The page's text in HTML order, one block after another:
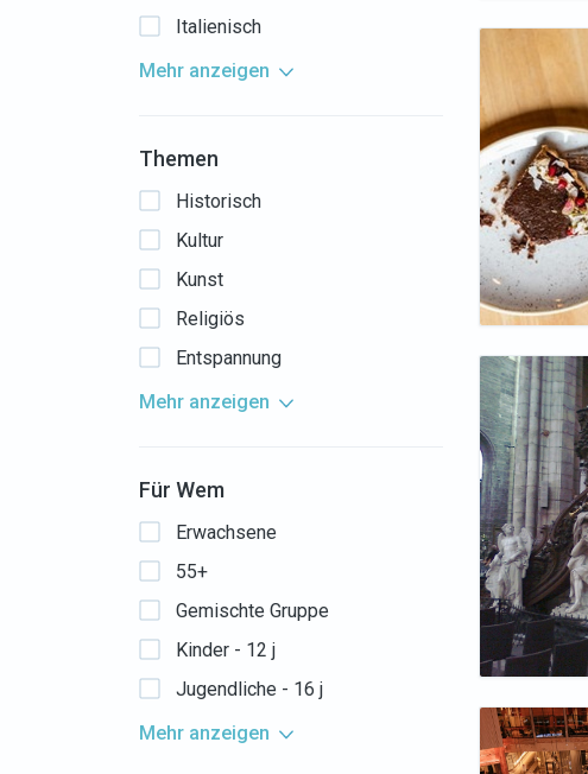
Italienisch
Mehr anzeigen
Themen
Historisch
Kultur
Kunst
Religiös
Entspannung
Mehr anzeigen
Für Wem
Erwachsene
55+
Gemischte Gruppe
Kinder - 12 j
Jugendliche - 16 j
Mehr anzeigen